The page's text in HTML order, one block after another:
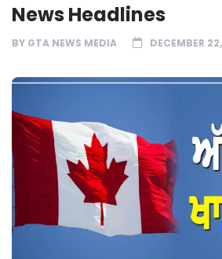
News Headlines
BY GTA NEWS MEDIA DECEMBER